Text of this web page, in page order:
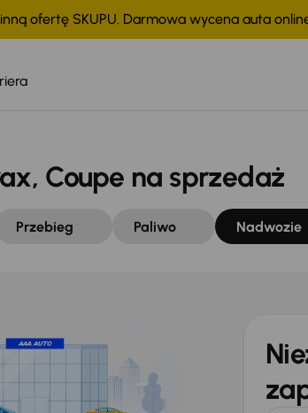
ofertę SKUPU. Darmowa wycena auta
Coupe na sprzedaż
Przebieg Paliwo Nadwozie